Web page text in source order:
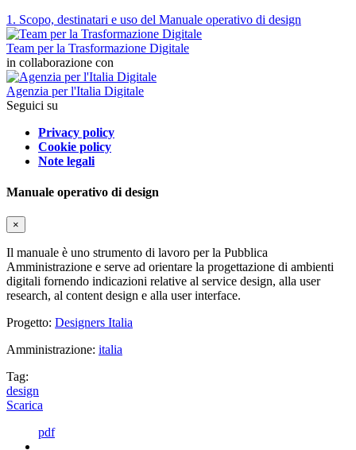
1. Scopo, destinatari e uso del Manuale operativo di design
Team per la Trasformazione Digitale
in collaborazione con
Agenzia per l'Italia Digitale
Seguici su
Privacy policy
Cookie policy
Note legali
Manuale operativo di design
×
Il manuale è uno strumento di lavoro per la Pubblica
Amministrazione e serve ad orientare la progettazione di ambienti
digitali fornendo indicazioni relative al service design, alla user
research, al content design e alla user interface.
Progetto: Designers Italia
Amministrazione: italia
Tag:
design
Scarica
pdf